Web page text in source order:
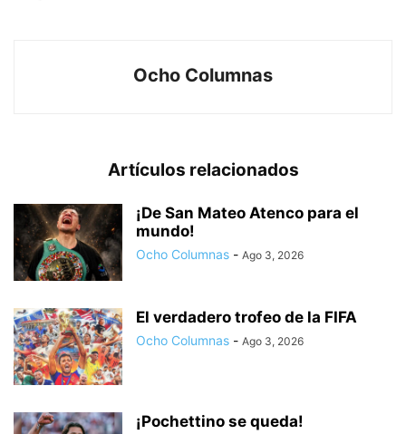
Ocho Columnas
Artículos relacionados
¡De San Mateo Atenco para el
mundo!
Ocho Columnas - Ago 3, 2026
El verdadero trofeo de la FIFA
Ocho Columnas - Ago 3, 2026
¡Pochettino se queda!